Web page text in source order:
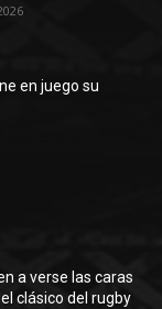
en juego su
a verse las caras
clásico del rugby